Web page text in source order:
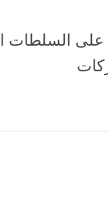
على السلطات